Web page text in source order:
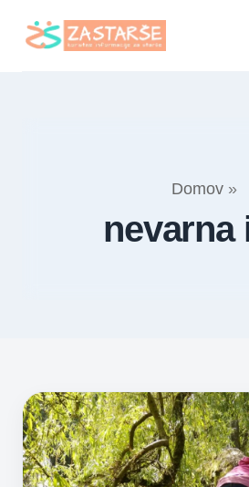
Domov »
nevarna